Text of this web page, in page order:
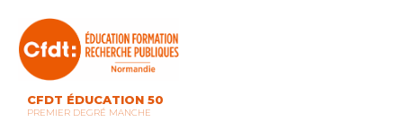
content
CFDT ÉDUCATION 50
PREMIER DEGRÉ MANCHE